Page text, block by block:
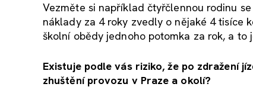
Vezměte si například čtyřčlennou rodinu
náklady za 4 roky zvedly o nějaké 4 tisíce
školní obědy jednoho potomka za rok, a
Existuje podle vás riziko, že po zdražení
zhuštění provozu v Praze a okolí?